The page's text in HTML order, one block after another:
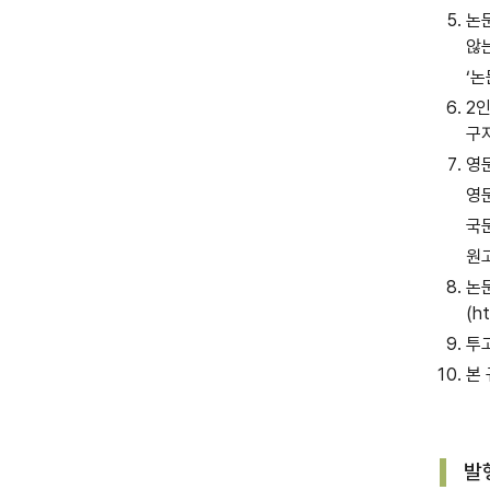
논
않
‘
2
구
영
영
국
원
논
투
본
발